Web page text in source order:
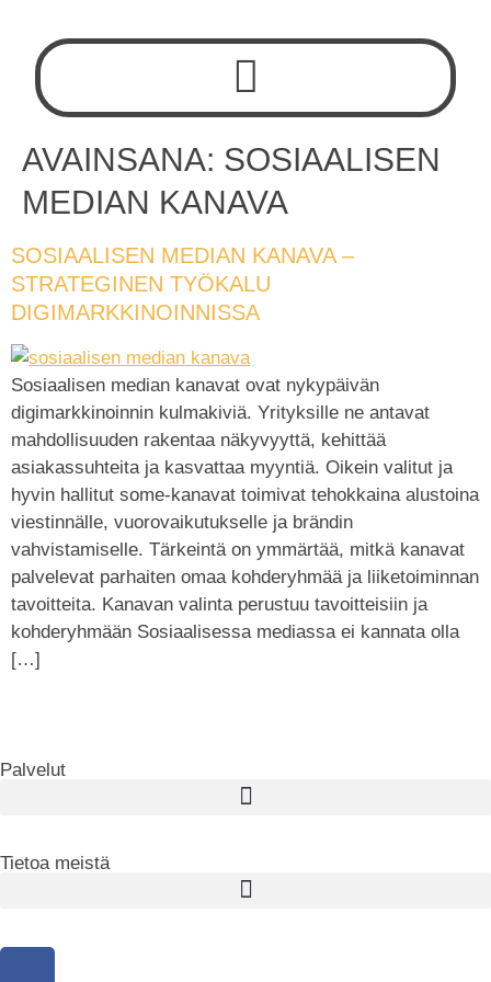
AVAINSANA: SOSIAALISEN
MEDIAN KANAVA
SOSIAALISEN MEDIAN KANAVA –
STRATEGINEN TYÖKALU
DIGIMARKKINOINNISSA
Sosiaalisen median kanavat ovat nykypäivän
digimarkkinoinnin kulmakiviä. Yrityksille ne antavat
mahdollisuuden rakentaa näkyvyyttä, kehittää
asiakassuhteita ja kasvattaa myyntiä. Oikein valitut ja
hyvin hallitut some-kanavat toimivat tehokkaina alustoina
viestinnälle, vuorovaikutukselle ja brändin
vahvistamiselle. Tärkeintä on ymmärtää, mitkä kanavat
palvelevat parhaiten omaa kohderyhmää ja liiketoiminnan
tavoitteita. Kanavan valinta perustuu tavoitteisiin ja
kohderyhmään Sosiaalisessa mediassa ei kannata olla
[…]
Palvelut
Tietoa meistä